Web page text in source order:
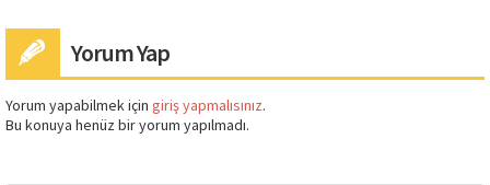
Yorum Yap
Yorum yapabilmek için giriş yapmalısınız.
Bu konuya henüz bir yorum yapılmadı.